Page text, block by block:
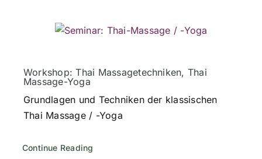
Workshop: Thai Massagetechniken, Thai
Massage-Yoga
Grundlagen und Techniken der klassischen
Thai Massage / -Yoga
Continue Reading